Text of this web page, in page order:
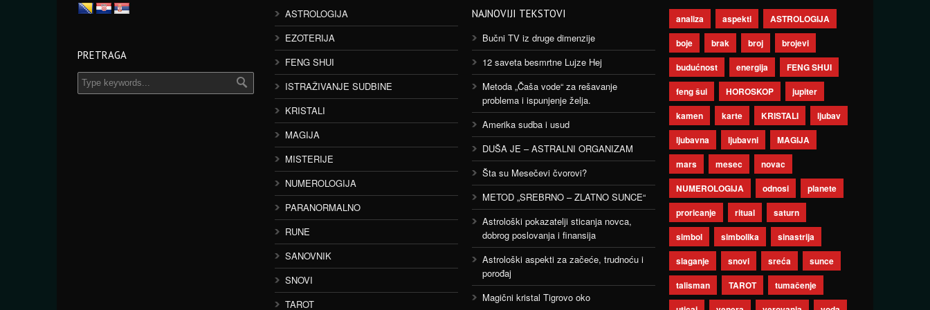
PRETRAGA
ASTROLOGIJA
EZOTERIJA
FENG SHUI
ISTRAŽIVANJE SUDBINE
KRISTALI
MAGIJA
MISTERIJE
NUMEROLOGIJA
PARANORMALNO
RUNE
SANOVNIK
SNOVI
TAROT
NAJNOVIJI TEKSTOVI
Bučni TV iz druge dimenzije
12 saveta besmrtne Lujze Hej
Metoda „Čaša vode“ za rešavanje
problema i ispunjenje želja.
Amerika sudba i usud
DUŠA JE – ASTRALNI ORGANIZAM
Šta su Mesečevi čvorovi?
METOD „SREBRNO – ZLATNO SUNCE“
Astrološki pokazatelji sticanja novca,
dobrog poslovanja i finansija
Astrološki aspekti za začeće, trudnoću i
porođaj
Magični kristal Tigrovo oko
analiza aspekti
ASTROLOGIJA
boje
brak broj
brojevi
budućnost
energija
FENG SHUI
feng šui
HOROSKOP
jupiter
kamen
karte KRISTALI
ljubav
ljubavna
ljubavni
MAGIJA
mars
mesec
novac
NUMEROLOGIJA
odnosi
planete
proricanje
ritual
saturn
simbol
simbolika
sinastrija
slaganje
snovi sreća
sunce
talisman
TAROT
tumačenje